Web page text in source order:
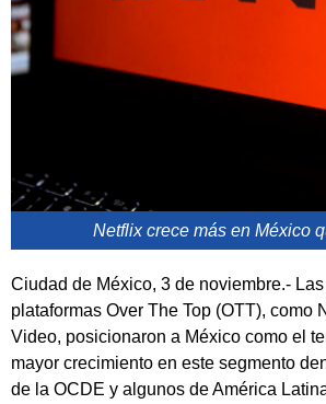
Netflix crece más en México
Ciudad de México, 3 de noviembre.-
plataformas Over The Top (OTT), como
Video, posicionaron a México como el
mayor crecimiento en este segmento
de la OCDE y algunos de América